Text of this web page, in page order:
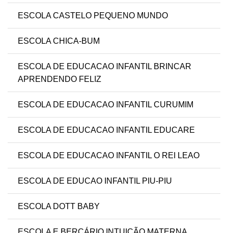
ESCOLA CASTELO PEQUENO MUNDO
ESCOLA CHICA-BUM
ESCOLA DE EDUCACAO INFANTIL BRINCAR
APRENDENDO FELIZ
ESCOLA DE EDUCACAO INFANTIL CURUMIM
ESCOLA DE EDUCACAO INFANTIL EDUCARE
ESCOLA DE EDUCACAO INFANTIL O REI LEAO
ESCOLA DE EDUCAO INFANTIL PIU-PIU
ESCOLA DOTT BABY